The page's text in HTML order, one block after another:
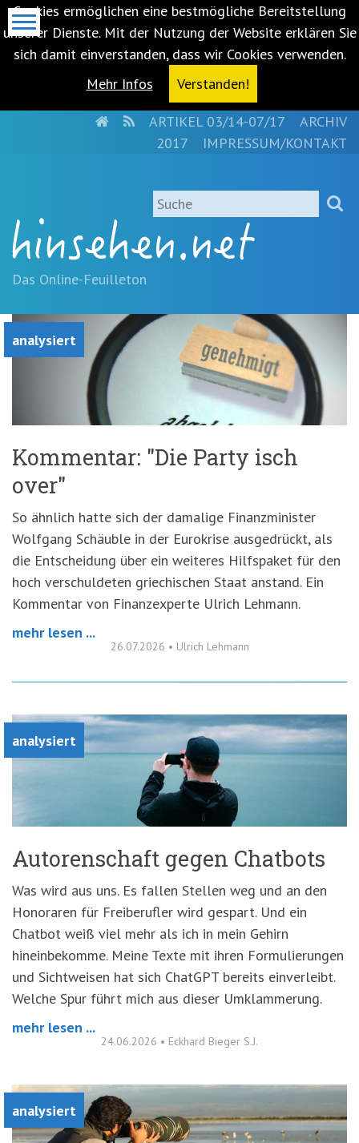
Cookies ermöglichen eine bestmögliche Bereitstellung
unserer Dienste. Mit der Nutzung der Website erklären Sie
sich damit einverstanden, dass wir Cookies verwenden.
Mehr Infos
Verstanden!
springen
(Accesskey
'1')Zur
springen
(Accesskey
'3')Zur
(Accesskey
'2')
HOMERSSARTIKEL 03/14-07/17
ARCHIV
2017
IMPRESSUM/KONTAKT
Suche
Das Online-Feuilleton
analysiert
Kommentar: "Die Party isch
over"
So ähnlich hatte sich der damalige Finanzminister
Wolfgang Schäuble in der Eurokrise ausgedrückt, als
die Entscheidung über ein weiteres Hilfspaket für den
hoch verschuldeten griechischen Staat anstand. Ein
Kommentar von Finanzexperte Ulrich Lehmann.
mehr lesen ...
26.07.2026 • Ulrich Lehmann
analysiert
Autorenschaft gegen Chatbots
Was wird aus uns. Es fallen Stellen weg und an den
Honoraren für Freiberufler wird gespart. Und ein
Chatbot weiß viel mehr als ich in mein Gehirn
hineinbekomme. Meine Texte mit ihren Formulierungen
und Sichtweisen hat sich ChatGPT bereits einverleibt.
Welche Spur führt mich aus dieser Umklammerung.
mehr lesen ...
24.06.2026 • Eckhard Bieger S.J.
analysiert